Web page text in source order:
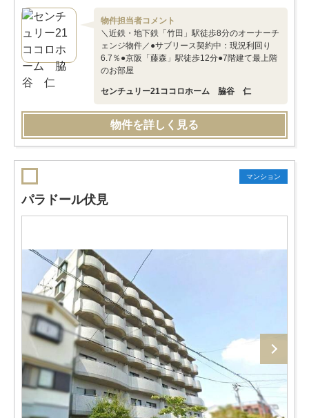
物件担当者コメント
＼近鉄・地下鉄「竹田」駅徒歩8分のオーナーチ
ェンジ物件／●サブリース契約中：現況利回り
6.7％●京阪「藤森」駅徒歩12分●7階建て最上階
のお部屋
センチュリー21ココロホーム 脇谷 仁
物件を詳しく見る
マンション
パラドール伏見